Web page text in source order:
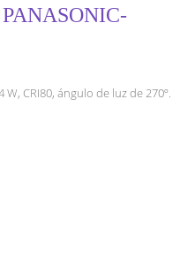
CRI80, ángulo de luz de 270º.